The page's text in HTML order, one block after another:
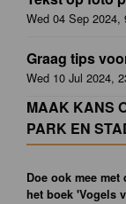
Wed 04 Sep 2024,
Graag tips
Wed 10 Jul 2024,
MAAK KANS
PARK EN
Doe ook mee
het boek 'Vogels